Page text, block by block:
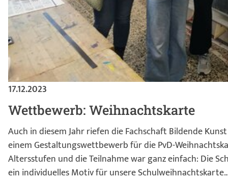
17.12.2023
Wettbewerb: Weihnachtskarte
Auch in diesem Jahr riefen die Fachschaft Bildende
einem Gestaltungswettbewerb für die PvD-
Altersstufen und die Teilnahme war ganz einfach: Die
ein individuelles Motiv für unsere